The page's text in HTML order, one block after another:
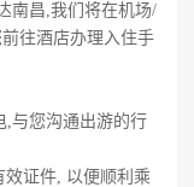
南昌,我们将在机场/
往酒店办理入住手
,与您沟通出游的行
证件, 以便顺利乘